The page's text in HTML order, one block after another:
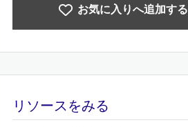
お気に入りへ追加する
リソースをみる